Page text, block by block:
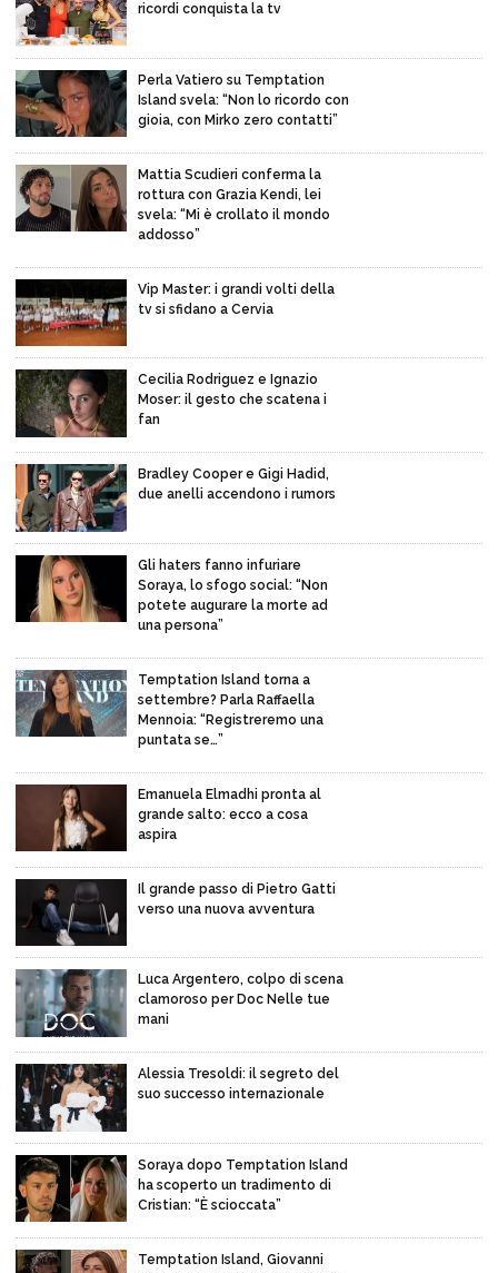
ricordi conquista la tv
Perla Vatiero su Temptation
Island svela: “Non lo ricordo con
gioia, con Mirko zero contatti”
Mattia Scudieri conferma la
rottura con Grazia Kendi, lei
svela: “Mi è crollato il mondo
addosso”
Vip Master: i grandi volti della
tv si sfidano a Cervia
Cecilia Rodriguez e Ignazio
Moser: il gesto che scatena i
fan
Bradley Cooper e Gigi Hadid,
due anelli accendono i rumors
Gli haters fanno infuriare
Soraya, lo sfogo social: “Non
potete augurare la morte ad
una persona”
Temptation Island torna a
settembre? Parla Raffaella
Mennoia: “Registreremo una
puntata se…”
Emanuela Elmadhi pronta al
grande salto: ecco a cosa
aspira
Il grande passo di Pietro Gatti
verso una nuova avventura
Luca Argentero, colpo di scena
clamoroso per Doc Nelle tue
mani
Alessia Tresoldi: il segreto del
suo successo internazionale
Soraya dopo Temptation Island
ha scoperto un tradimento di
Cristian: “È scioccata”
Temptation Island, Giovanni